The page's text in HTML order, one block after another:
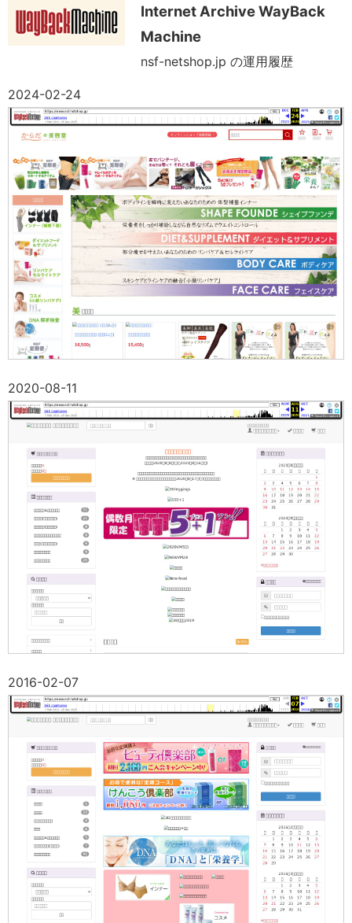
Internet Archive WayBack
Machine
nsf-netshop.jp の運用履歴
2024-02-24
2020-08-11
2016-02-07